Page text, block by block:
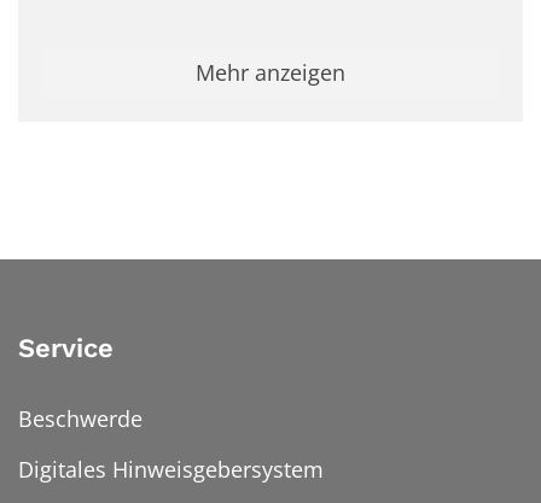
Mehr anzeigen
Service
Beschwerde
Digitales Hinweisgebersystem